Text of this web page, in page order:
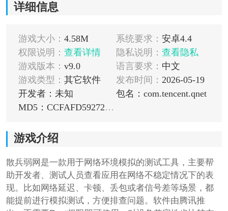
详细信息
游戏大小： 4.58M 系统要求： 安卓4.4
权限说明： 查看详情 隐私说明： 查看隐私
游戏版本： v9.0 语言要求： 中文
游戏类型： 其它软件 发布时间： 2026-05-19
开发者：未知
包名：com.tencent.qnet
MD5：CCFAFD592720CC3E8B342C4B774A8245
游戏介绍
散兵弱网是一款用于网络环境模拟的测试工具，主要帮
助开发者、测试人员查看应用在网络不稳定情况下的表
现。比如网络延迟、卡顿、丢包或者信号差等场景，都
能提前进行模拟测试，方便排查问题。软件由腾讯推